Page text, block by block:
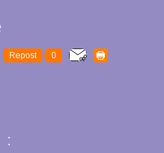
Repost 0
: